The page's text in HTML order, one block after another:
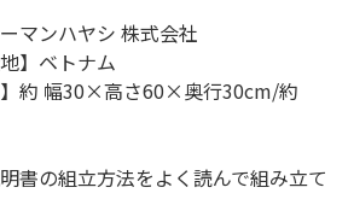
マンハヤシ 株式会社
】ベトナム
】約 幅30×高さ60×奥行30cm/約
書の組立方法をよく読んで組み立て